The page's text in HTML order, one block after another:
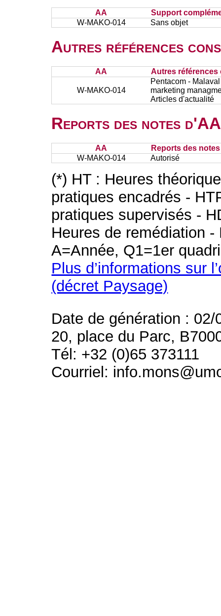
AA
Support
W-MAKO-014
Sans objet
Autres références
AA Autres références
W-MAKO-014
Pentacom -
marketing
Articles d'actualité
Reports des notes
AA
Reports des
W-MAKO-014
Autorisé
(*) HT : Heures
pratiques encadrés -
pratiques supervisés -
Heures de remédiation
A=Année, Q1=1er
Plus d’informations sur
(décret Paysage)
Date de génération : 02/
20, place du Parc,
Tél: +32 (0)65 373111
Courriel: